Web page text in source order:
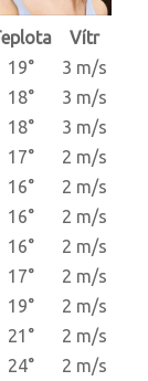
Vítr
19°
3 m/s
18°
3 m/s
18°
3 m/s
17°
2 m/s
16°
2 m/s
16°
2 m/s
16°
2 m/s
17°
2 m/s
19°
2 m/s
21°
2 m/s
24° 2 m/s